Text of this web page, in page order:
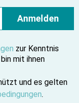
Anmelden
zur Kenntnis
mit ihnen
und es gelten
.